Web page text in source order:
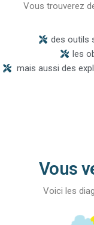
Vous trouverez
des outils
les
mais aussi des
Vous
Voici les